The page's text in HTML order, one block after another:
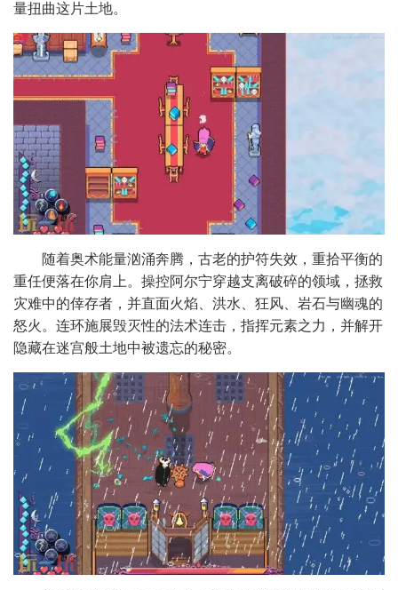
量扭曲这片土地。
随着奥术能量汹涌奔腾，古老的护符失效，重拾平衡的
重任便落在你肩上。操控阿尔宁穿越支离破碎的领域，拯救
灾难中的倖存者，并直面火焰、洪水、狂风、岩石与幽魂的
怒火。连环施展毁灭性的法术连击，指挥元素之力，并解开
隐藏在迷宫般土地中被遗忘的秘密。